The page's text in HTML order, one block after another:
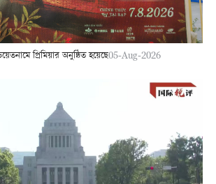
প্রিমিয়ার অনুষ্ঠিত হয়েছে05-Aug-2026